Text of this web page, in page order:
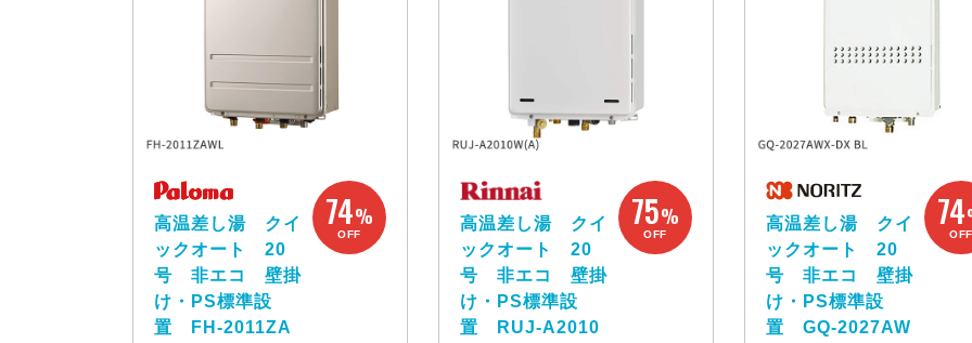
74%
OFF
高温差し湯 クイ
ックオート 20
号 非エコ 壁掛
け・PS標準設
置 FH-2011ZA
75%
OFF
高温差し湯 クイ
ックオート 20
号 非エコ 壁掛
け・PS標準設
置 RUJ-A2010
74
OFF
高温差し湯 クイ
ックオート 20
号 非エコ 壁掛
け・PS標準設
置 GQ-2027AW